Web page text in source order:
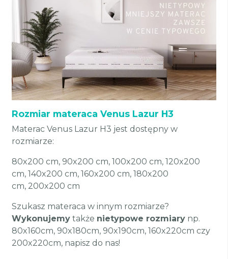
Rozmiar materaca Venus Lazur H3
Materac Venus Lazur H3 jest dostępny w
rozmiarze:
80x200 cm, 90x200 cm, 100x200 cm, 120x200
cm, 140x200 cm, 160x200 cm, 180x200
cm, 200x200 cm
Szukasz materaca w innym rozmiarze?
Wykonujemy także nietypowe rozmiary np.
80x160cm, 90x180cm, 90x190cm, 160x220cm czy
200x220cm, napisz do nas!